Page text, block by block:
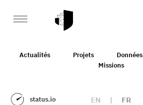
Actualités Projets Données
Missions
status.io EN | FR